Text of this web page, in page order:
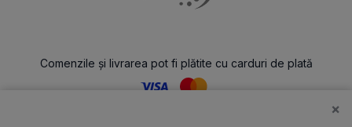
Comenzile și livrarea pot fi plătite cu carduri de plată
×